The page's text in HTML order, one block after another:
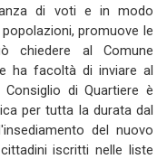
di voti e in modo
promuove le
chiedere al Comune
ha facoltà di inviare al
di Quartiere è
per tutta la durata dal
del nuovo
iscritti nelle liste